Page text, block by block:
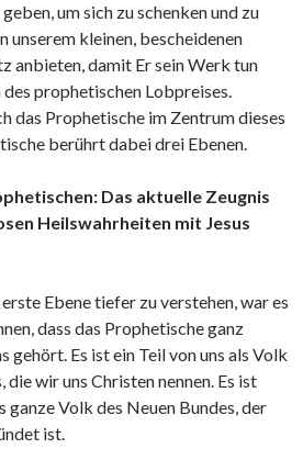
um sich zu schenken und zu
unserem kleinen, bescheidenen
anbieten, damit Er sein Werk tun
des prophetischen Lobpreises.
das Prophetische im Zentrum dieses
berührt dabei drei Ebenen.
Das aktuelle Zeugnis
Heilswahrheiten mit Jesus
Ebene tiefer zu verstehen, war es
dass das Prophetische ganz
gehört. Es ist ein Teil von uns als Volk
die wir uns Christen nennen. Es ist
ganze Volk des Neuen Bundes, der
ist.